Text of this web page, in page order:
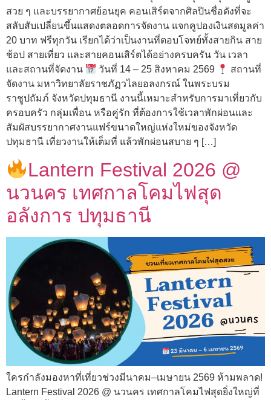
สวย ๆ และบรรยากาศย้อนยุค คอนเสิร์ตจากศิลปินชื่อดังที่จะ
สลับสับเปลี่ยนขึ้นแสดงตลอดการจัดงาน แจกคูปองเงินสดมูลค่า
20 บาท ฟรีทุกวัน เรียกได้ว่าเป็นงานที่ตอบโจทย์ทั้งสายกิน สาย
ช้อป สายเที่ยว และสายคอนเสิร์ตได้อย่างครบครัน วัน เวลา
และสถานที่จัดงาน
วันที่ 14 – 25 สิงหาคม 2569
สถานที่
จัดงาน มหาวิทยาลัยราชภัฏวไลยอลงกรณ์ ในพระบรม
ราชูปถัมภ์ จังหวัดปทุมธานี งานนี้เหมาะสำหรับการมาเที่ยวกับ
ครอบครัว กลุ่มเพื่อน หรือคู่รัก ที่ต้องการใช้เวลาพักผ่อนและ
สัมผัสบรรยากาศงานแฟร์ขนาดใหญ่แห่งใหม่ของจังหวัด
ปทุมธานี เที่ยวงานให้เต็มที่ แล้วพักผ่อนสบาย ๆ […]
Lantern Festival 2026 @
นวนคร เทศกาลโคมไฟสุด
อลังการ ปทุมธานี
ใครกำลังมองหาที่เที่ยวช่วงมีนาคม–เมษายน 2569 ห้ามพลาด!
Lantern Festival 2026 @ นวนคร เทศกาลโคมไฟสุดยิ่งใหญ่ที่